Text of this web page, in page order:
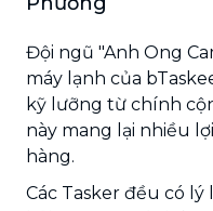
Đội ngũ "Anh Ong
máy lạnh của
kỹ lưỡng từ chính
này mang lại nhiều
hàng.
Các Tasker đều có